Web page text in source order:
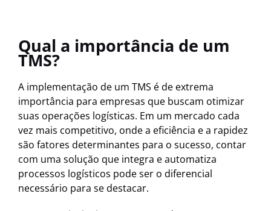
Qual a importância de um
TMS?
A implementação de um TMS é de extrema
importância para empresas que buscam otimizar
suas operações logísticas. Em um mercado cada
vez mais competitivo, onde a eficiência e a rapidez
são fatores determinantes para o sucesso, contar
com uma solução que integra e automatiza
processos logísticos pode ser o diferencial
necessário para se destacar.